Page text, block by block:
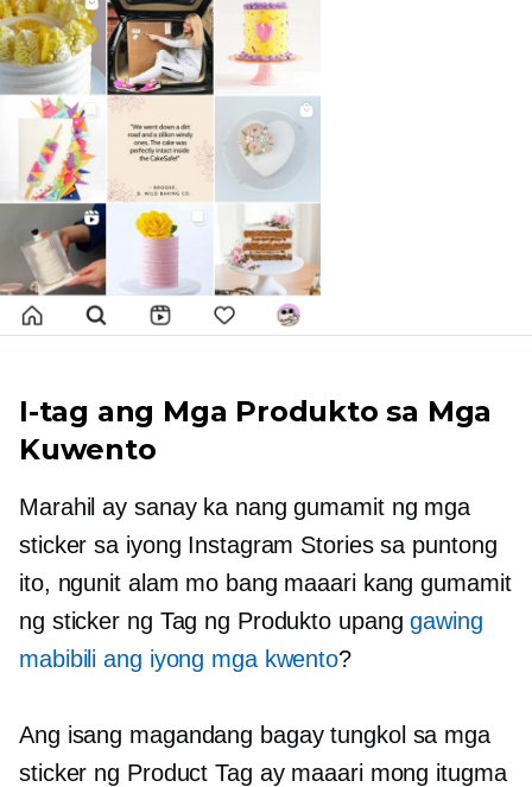
I-tag ang Mga Produkto sa Mga
Kuwento
Marahil ay sanay ka nang gumamit ng mga
sticker sa iyong Instagram Stories sa puntong
ito, ngunit alam mo bang maaari kang gumamit
ng sticker ng Tag ng Produkto upanggawing
mabibili ang iyong mga kwento?
Ang isang magandang bagay tungkol sa mga
sticker ng Product Tag ay maaari mong itugma